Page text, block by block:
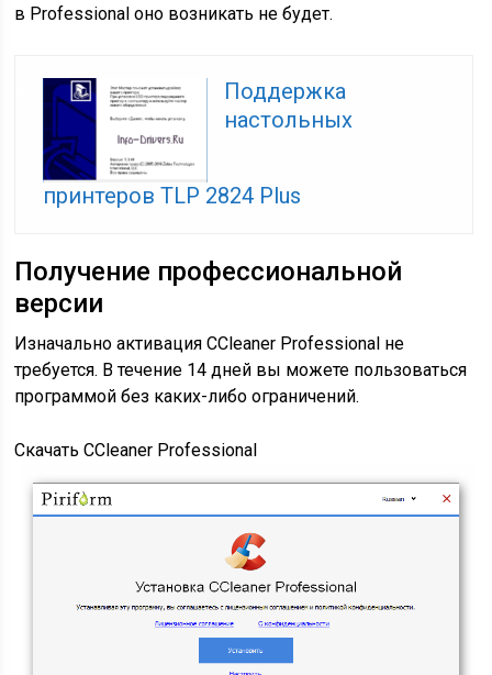
в Professional оно возникать не будет.
Поддержка
настольных
принтеров TLP 2824 Plus
Получение профессиональной
версии
Изначально активация CCleaner Professional не
требуется. В течение 14 дней вы можете пользоваться
программой без каких-либо ограничений.
Скачать CCleaner Professional